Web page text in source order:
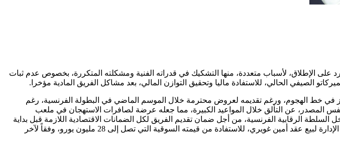
الإطلاق، لأسباب متعددة، منها التشكيك في قدراته الفنية ومشكلته المتكررة، بخصوص عدم ثبات
الصيفي الحالي، للاستفادة ماليا وتحقيق التوازن المالي، بعد مشاكل الفريق المادية مؤخرا.
خط الهجوم، ورغم تقديمه لعروض محترمة خلال الموسم الماضي في البطولة الفرنسية، رغم
المصدر، عن التألق خلال المواعيد الكبيرة، مما جعله عرضة لصافرات الاستهجان في ملعب
الرقابية الفرنسية، من أجل ضمان تقديم الفريق لكل الضمانات الاقتصادية اللازمة قبل بداية
الموسم الكروي القادم، أصبحت أمام حتمية بيع بعض من نجوم الفريق، ما جعل المراقبين يتوقعون اتجاه الإدارة لبيع عقد أمين غويري، للاستفادة من قيمته السوقية التي تصل إلى 28 مليون يورو، وفقاً لآخر